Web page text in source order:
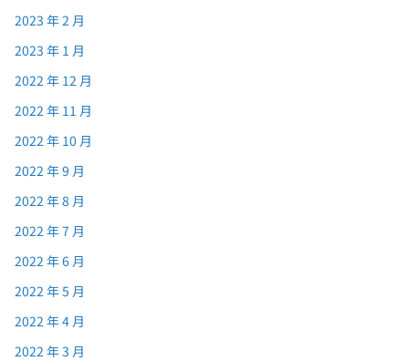
2023 年 2 月
2023 年 1 月
2022 年 12 月
2022 年 11 月
2022 年 10 月
2022 年 9 月
2022 年 8 月
2022 年 7 月
2022 年 6 月
2022 年 5 月
2022 年 4 月
2022 年 3 月